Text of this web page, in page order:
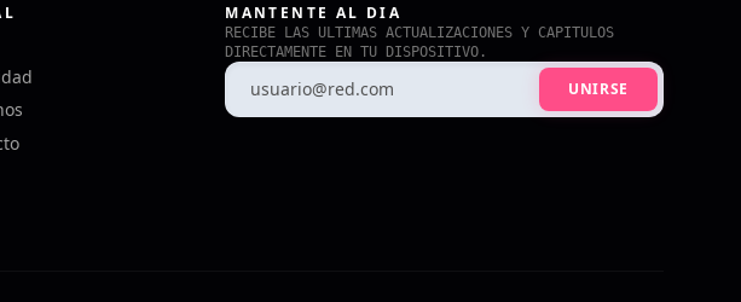
MANTENTE AL DIA
RECIBE LAS ULTIMAS ACTUALIZACIONES Y CAPITULOS
DIRECTAMENTE EN TU DISPOSITIVO.
UNIRSE